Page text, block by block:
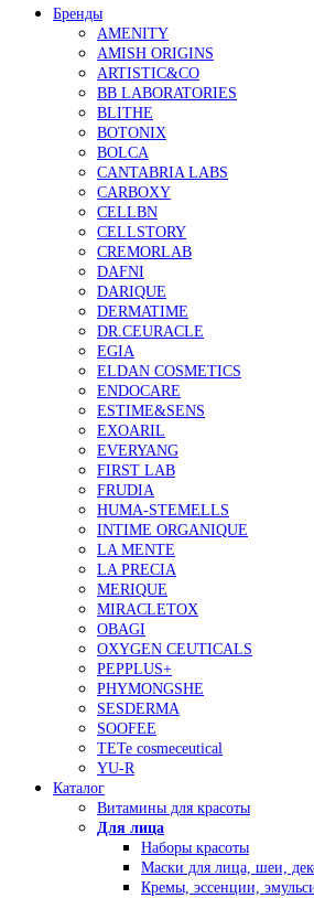
Бренды
AMENITY
AMISH ORIGINS
ARTISTIC&CO
BB LABORATORIES
BLITHE
BOTONIX
BOLCA
CANTABRIA LABS
CARBOXY
CELLBN
CELLSTORY
CREMORLAB
DAFNI
DARIQUE
DERMATIME
DR.CEURACLE
EGIA
ELDAN COSMETICS
ENDOCARE
ESTIME&SENS
EXOARIL
EVERYANG
FIRST LAB
FRUDIA
HUMA-STEMELLS
INTIME ORGANIQUE
LA MENTE
LA PRECIA
MERIQUE
MIRACLETOX
OBAGI
OXYGEN CEUTICALS
PEPPLUS+
PHYMONGSHE
SESDERMA
SOOFEE
TETe cosmeceutical
YU-R
Каталог
Витамины для красоты
Для лица
Наборы красоты
Маски для лица, шеи,
Кремы, эссенции,